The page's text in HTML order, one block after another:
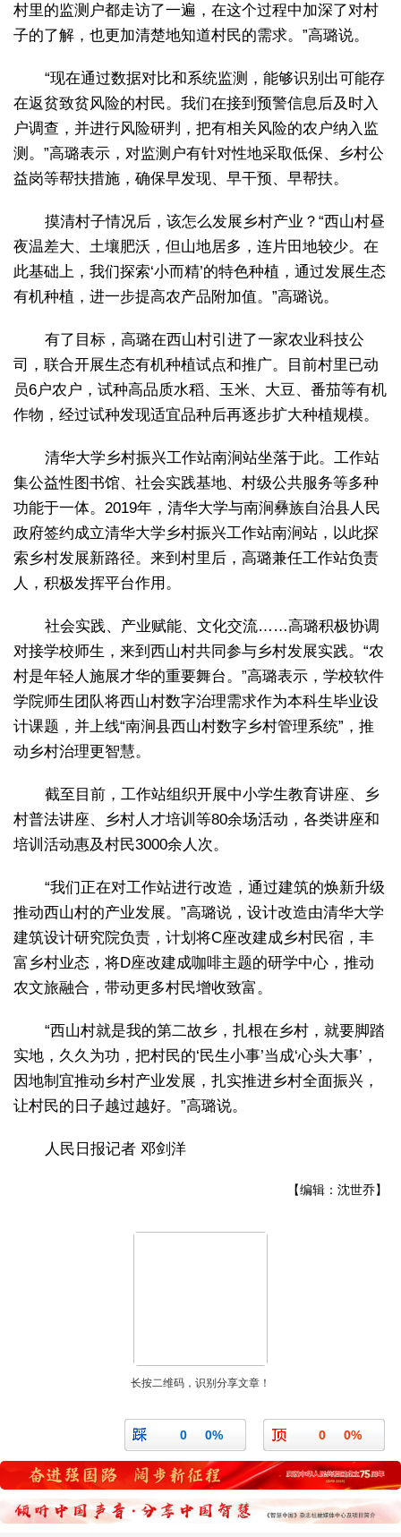
村里的监测户都走访了一遍，在这个过程中加深了对村
子的了解，也更加清楚地知道村民的需求。”高璐说。
“现在通过数据对比和系统监测，能够识别出可能存
在返贫致贫风险的村民。我们在接到预警信息后及时入
户调查，并进行风险研判，把有相关风险的农户纳入监
测。”高璐表示，对监测户有针对性地采取低保、乡村公
益岗等帮扶措施，确保早发现、早干预、早帮扶。
摸清村子情况后，该怎么发展乡村产业？“西山村昼
夜温差大、土壤肥沃，但山地居多，连片田地较少。在
此基础上，我们探索‘小而精’的特色种植，通过发展生态
有机种植，进一步提高农产品附加值。”高璐说。
有了目标，高璐在西山村引进了一家农业科技公
司，联合开展生态有机种植试点和推广。目前村里已动
员6户农户，试种高品质水稻、玉米、大豆、番茄等有机
作物，经过试种发现适宜品种后再逐步扩大种植规模。
清华大学乡村振兴工作站南涧站坐落于此。工作站
集公益性图书馆、社会实践基地、村级公共服务等多种
功能于一体。2019年，清华大学与南涧彝族自治县人民
政府签约成立清华大学乡村振兴工作站南涧站，以此探
索乡村发展新路径。来到村里后，高璐兼任工作站负责
人，积极发挥平台作用。
社会实践、产业赋能、文化交流……高璐积极协调
对接学校师生，来到西山村共同参与乡村发展实践。“农
村是年轻人施展才华的重要舞台。”高璐表示，学校软件
学院师生团队将西山村数字治理需求作为本科生毕业设
计课题，并上线“南涧县西山村数字乡村管理系统”，推
动乡村治理更智慧。
截至目前，工作站组织开展中小学生教育讲座、乡
村普法讲座、乡村人才培训等80余场活动，各类讲座和
培训活动惠及村民3000余人次。
“我们正在对工作站进行改造，通过建筑的焕新升级
推动西山村的产业发展。”高璐说，设计改造由清华大学
建筑设计研究院负责，计划将C座改建成乡村民宿，丰
富乡村业态，将D座改建成咖啡主题的研学中心，推动
农文旅融合，带动更多村民增收致富。
“西山村就是我的第二故乡，扎根在乡村，就要脚踏
实地，久久为功，把村民的‘民生小事’当成‘心头大事’，
因地制宜推动乡村产业发展，扎实推进乡村全面振兴，
让村民的日子越过越好。”高璐说。
人民日报记者 邓剑洋
【编辑：沈世乔】
长按二维码，识别分享文章！
0 0%
0 0%